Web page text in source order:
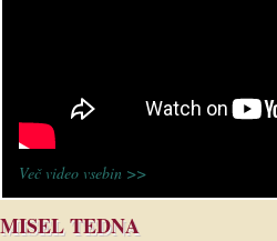
Več video vsebin >>
MISEL TEDNA